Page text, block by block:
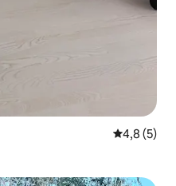
Note
4,8 (5)